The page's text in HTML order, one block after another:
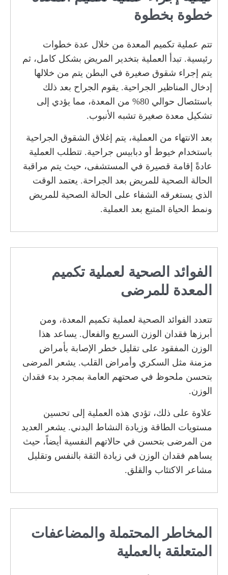
خطوة بخطوة
تتم عملية تكميم المعدة من خلال عدة خطوات
رئيسية. تبدأ العملية بتخدير المريض بشكل كامل، ثم
يتم إجراء شقوق صغيرة في البطن يتم من خلالها
إدخال المناظير الجراحية. يقوم الجراح بعد ذلك
باستئصال حوالي 80% من المعدة، مما يؤدي إلى
تشكيل معدة صغيرة تشبه الأنبوب.
بعد الانتهاء من العملية، يتم إغلاق الشقوق الجراحية
باستخدام خيوط أو دبابيس جراحية. تتطلب العملية
عادةً إقامة قصيرة في المستشفى، حيث يتم مراقبة
الحالة الصحية للمريض بعد الجراحة. يعتمد الوقت
الذي يستغرقه الشفاء على الحالة الصحية للمريض
ونمط الحياة المتبع بعد العملية.
الفوائد الصحية لعملية تكميم
المعدة للمرضى
تتعدد الفوائد الصحية لعملية تكميم المعدة، ومن
أبرزها فقدان الوزن السريع والفعال. يساعد هذا
الوزن المفقود على تقليل خطر الإصابة بأمراض
مزمنة مثل السكري وأمراض القلب. يشعر المرضى
بتحسن ملحوظ في صحتهم العامة بمجرد بدء فقدان
الوزن.
علاوة على ذلك، تؤدي هذه العملية إلى تحسين
مستويات الطاقة وزيادة النشاط البدني. يشعر العديد
من المرضى بتحسن في حالاتهم النفسية أيضاً، حيث
يساهم فقدان الوزن في زيادة الثقة بالنفس وتقليل
مشاعر الاكتئاب والقلق.
المخاطر المحتملة والمضاعفات
المتعلقة بالعملية